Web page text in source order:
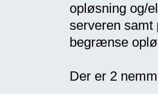
opløsning og/
serveren samt
begrænse
Der er 2